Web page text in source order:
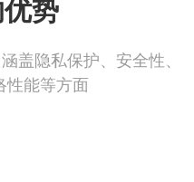
势
盖隐私保护、安全性、
性能等方面